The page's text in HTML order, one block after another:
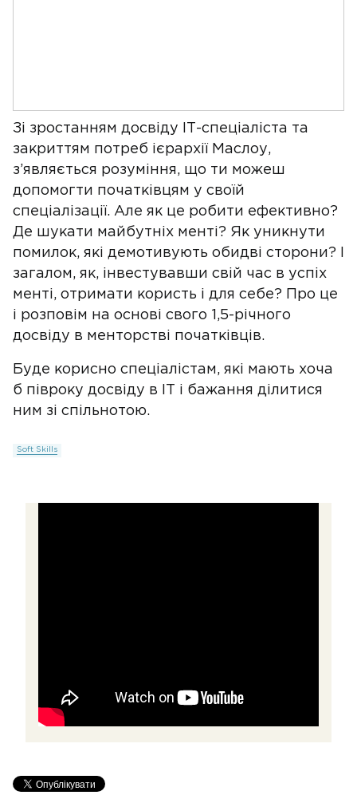
Зі зростанням досвіду ІТ-спеціаліста та
закриттям потреб ієрархії Маслоу,
з’являється розуміння, що ти можеш
допомогти початківцям у своїй
спеціалізації. Але як це робити ефективно?
Де шукати майбутніх менті? Як уникнути
помилок, які демотивують обидві сторони? І
загалом, як, інвестувавши свій час в успіх
менті, отримати користь і для себе? Про це
і розповім на основі свого 1,5-річного
досвіду в менторстві початківців.
Буде корисно спеціалістам, які мають хоча
б півроку досвіду в ІТ і бажання ділитися
ним зі спільнотою.
Soft Skills